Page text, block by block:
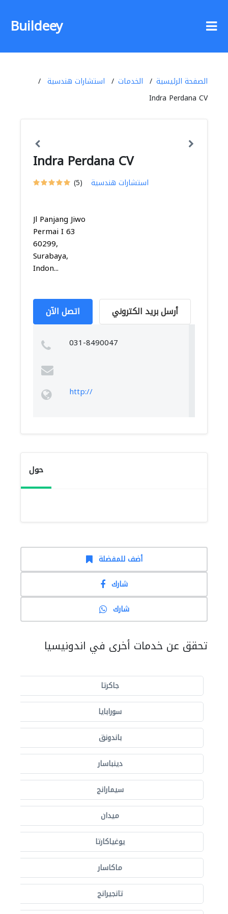
Buildeey
الصفحة الرئيسية الخدمات
استشارات هندسية
Indra Perdana CV
Indra Perdana CV
(5) استشارات هندسية
Jl Panjang Jiwo
Permai I 63
60299,
Surabaya,
Indon...
اتصل الآن أرسل بريد الكتروني
031-8490047
http://
حول
أضف للمفضلة
شارك
شارك
تحقق عن خدمات أخرى في اندونيسيا
جاكرتا
سورابايا
باندونق
دينباسار
سيمارانج
ميدان
يوغياكارتا
ماكاسار
تانجيرانج